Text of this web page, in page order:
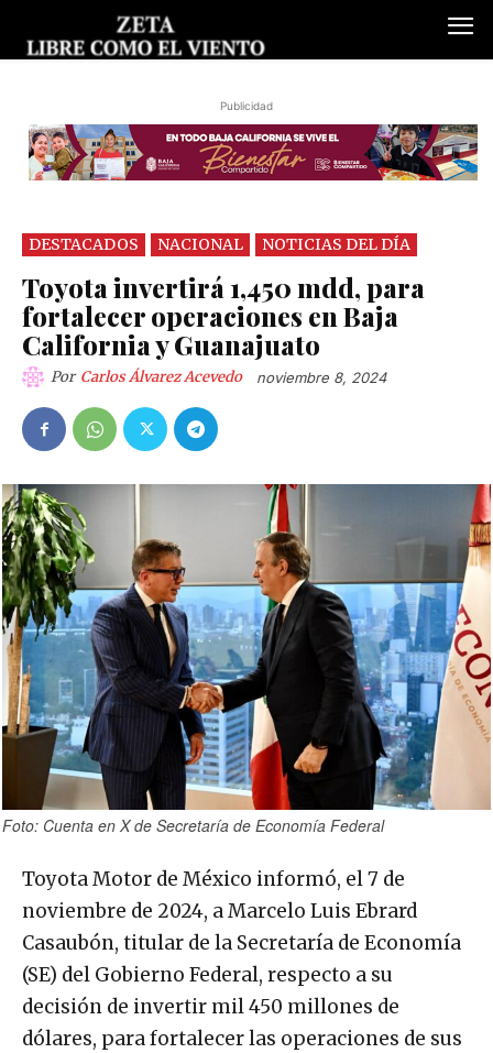
Publicidad
DESTACADOS NACIONAL NOTICIAS DEL DÍA
Toyota invertirá 1,450 mdd, para
fortalecer operaciones en Baja
California y Guanajuato
Por Carlos Álvarez Acevedo noviembre 8, 2024
Foto: Cuenta en X de Secretaría de Economía Federal
Toyota Motor de México informó, el 7 de
noviembre de 2024, a Marcelo Luis Ebrard
Casaubón, titular de la Secretaría de Economía
(SE) del Gobierno Federal, respecto a su
decisión de invertir mil 450 millones de
dólares, para fortalecer las operaciones de sus